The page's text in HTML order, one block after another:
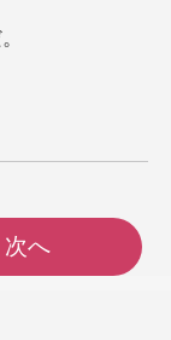
次へ